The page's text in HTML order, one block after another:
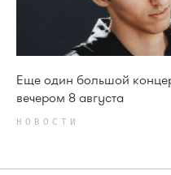
Еще один большой
вечером 8 августа
НОВОСТИ